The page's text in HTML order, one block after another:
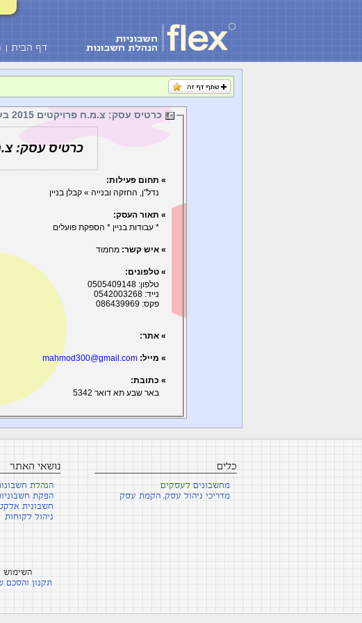
דף הבית
כרטיס עסק: צ.מ.ח פרויקטים 2015 בע"מ
כרטיס עסק: צ.מ.ח
» תחום פעילות:
נדל"ן, החזקה ובנייה » קבלן בניין
» תאור העסק:
* עבודות בניין * הספקת פועלים
» איש קשר: מחמוד
» טלפונים:
טלפון: 0505409148
נייד: 0542003268
פקס: 086439969
» אתר:
» מייל: mahmod300@gmail.com
» כתובת:
באר שבע תא דואר 5342
כלים
מחשבונים לעסקים
מדריכי ניהול עסק, הקמת עסק
נושאי האתר
הנהלת
הפקת
חשבונית
ניהול לקוחות
השימוש
תקנון